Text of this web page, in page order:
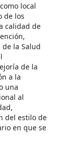
local
de los
calidad de
la Salud
de la
a la
una
al
del estilo de
en que se